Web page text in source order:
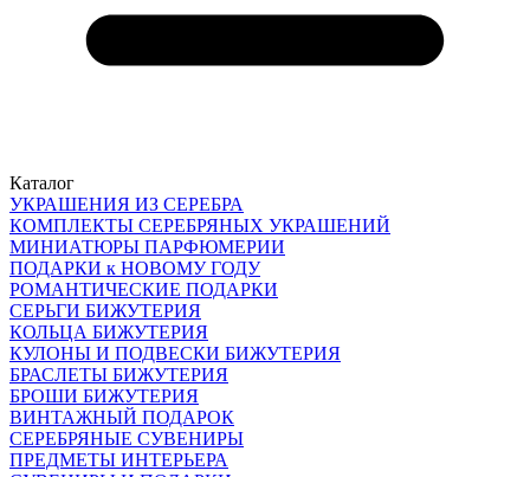
Каталог
УКРАШЕНИЯ ИЗ СЕРЕБРА
КОМПЛЕКТЫ СЕРЕБРЯНЫХ УКРАШЕНИЙ
МИНИАТЮРЫ ПАРФЮМЕРИИ
ПОДАРКИ к НОВОМУ ГОДУ
РОМАНТИЧЕСКИЕ ПОДАРКИ
СЕРЬГИ БИЖУТЕРИЯ
КОЛЬЦА БИЖУТЕРИЯ
КУЛОНЫ И ПОДВЕСКИ БИЖУТЕРИЯ
БРАСЛЕТЫ БИЖУТЕРИЯ
БРОШИ БИЖУТЕРИЯ
ВИНТАЖНЫЙ ПОДАРОК
СЕРЕБРЯНЫЕ СУВЕНИРЫ
ПРЕДМЕТЫ ИНТЕРЬЕРА